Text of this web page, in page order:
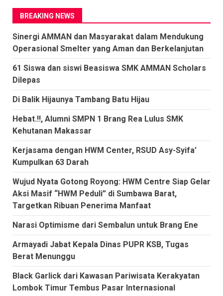
BREAKING NEWS
Sinergi AMMAN dan Masyarakat dalam Mendukung
Operasional Smelter yang Aman dan Berkelanjutan
61 Siswa dan siswi Beasiswa SMK AMMAN Scholars
Dilepas
Di Balik Hijaunya Tambang Batu Hijau
Hebat.!!, Alumni SMPN 1 Brang Rea Lulus SMK
Kehutanan Makassar
Kerjasama dengan HWM Center, RSUD Asy-Syifa’
Kumpulkan 63 Darah
Wujud Nyata Gotong Royong: HWM Centre Siap Gelar
Aksi Masif “HWM Peduli” di Sumbawa Barat,
Targetkan Ribuan Penerima Manfaat
Narasi Optimisme dari Sembalun untuk Brang Ene
Armayadi Jabat Kepala Dinas PUPR KSB, Tugas
Berat Menunggu
Black Garlick dari Kawasan Pariwisata Kerakyatan
Lombok Timur Tembus Pasar Internasional